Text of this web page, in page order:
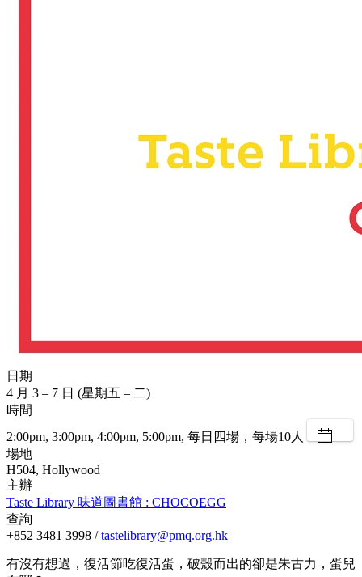
日期
4 月 3 – 7 日 (星期五 – 二)
時間
2:00pm, 3:00pm, 4:00pm, 5:00pm, 每日四場，每場10人
場地
H504, Hollywood
主辦
Taste Library 味道圖書館 : CHOCOEGG
查詢
+852 3481 3998 /tastelibrary@pmq.org.hk
有沒有想過，復活節吃復活蛋，破殼而出的卻是朱古力，蛋兒